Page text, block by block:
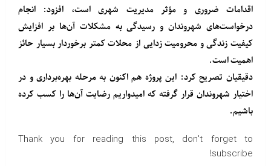
اقدامات ضروری و مؤثر مدیریت شهری است، افزود: انجام
درخواست‌های شهروندان و رسیدگی به مشکلات آن‌ها بر افزایش
کیفیت زندگی و محرومیت زدایی از محلات کمتر برخوردار بسیار حائز
اهمیت است.
دقیقیان تصریح کرد: این پروژه هم اکنون به مرحله بهره‌برداری و در
اختیار شهروندان قرار گرفته‌ که‌ امیدواریم رضایت آن‌ها را کسب کرده
باشیم.
Thank you for reading this post, don't forget to
subscribe!